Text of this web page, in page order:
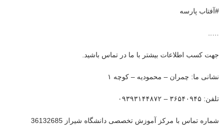
#آفتاب پارسه
جهت کسب اطلاعات بیشتر با ما در تماس باشید.
نشانی ما: چمران – محمودیه – کوچه ۱
تلفن: ۳۶۵۴۰۹۴۵ – ۰۹۳۹۳۱۴۴۸۷۲
شماره تماس با مرکز آموزش تخصصی دانشگاه شیراز 36132685